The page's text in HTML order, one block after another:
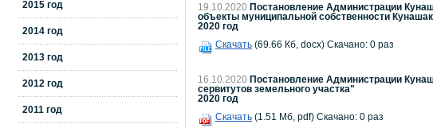
2015 год
2014 год
2013 год
2012 год
2011 год
19.10.2020 Постановление Администрации
объекты муниципальной собственности
2020 год
Скачать (69.66 Кб, docx) Скачано: 0 раз
16.10.2020 Постановление Администрации
сервитутов земельного участка"
2020 год
Скачать (1.51 Мб, pdf) Скачано: 0 раз